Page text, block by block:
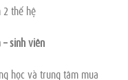
2 thế hệ
sinh viên
học và trung tâm mua